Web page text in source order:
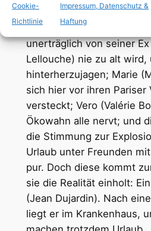
Cookie-
Richtlinie
Impressum, Datenschutz &
Haftung
(Benoît Magimel)
Antoine (Laurent Lafitte)
unerträglich von seiner
Lellouche) nie zu alt wird,
hinterherzujagen; Marie
sich hier vor ihren Pariser
versteckt; Vero (Valérie
Ökowahn alle nervt; und
die Stimmung zur
Urlaub unter Freunden
pur. Doch diese kommt
sie die Realität einholt:
(Jean Dujardin). Nach
liegt er im Krankenhaus,